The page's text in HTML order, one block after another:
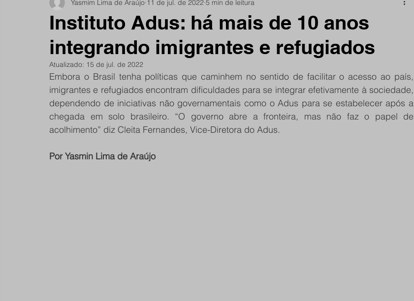
Notícias do Jardim São Remo Debate Comunidade
São Remano Entrevista Mulheres Esportes frente do site
Instituto Adus: há mais de 10 anos
integrando imigrantes e refugiados
Yasmim Lima de Araújo 11 de jul. de 2022 5 min de leitura
Atualizado: 15 de jul. de 2022
Embora o Brasil tenha políticas que caminhem no sentido de facilitar o acesso ao país,
imigrantes e refugiados encontram dificuldades para se integrar efetivamente à sociedade,
dependendo de iniciativas não governamentais como o Adus para se estabelecer após a
chegada em solo brasileiro. “O governo abre a fronteira, mas não faz o papel de
acolhimento” diz Cleita Fernandes, Vice-Diretora do Adus.
Por Yasmin Lima de Araújo